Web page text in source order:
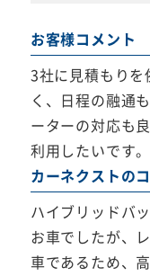
お客様コメント
3社に見積もり
く、日程の融通
ーターの対応も
利用したいです。
カーネクストの
ハイブリッドバ
お車でしたが、
車であるため、